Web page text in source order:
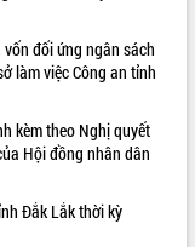
vốn đối ứng ngân sách
làm việc Công an tỉnh
kèm theo Nghị quyết
Hội đồng nhân dân
Đắk Lắk thời kỳ